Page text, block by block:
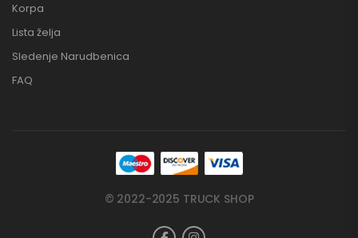
Korpa
Lista želja
Sledenje Narudbenica
FAQ
© 2022-2025 TRUCK SHOP